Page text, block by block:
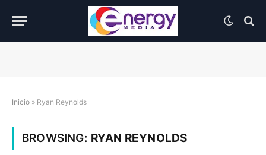
Inicio » Ryan Reynolds
BROWSING: RYAN REYNOLDS